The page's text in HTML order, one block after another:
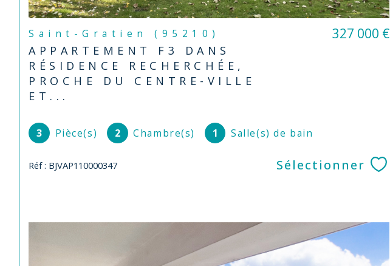
Saint-Gratien (95210)
APPARTEMENT F3 DANS
RÉSIDENCE RECHERCHÉE,
PROCHE DU CENTRE-VILLE
ET...
327 000 €
3 Pièce(s) 2 Chambre(s) 1 Salle(s) de bain
Réf : BJVAP110000347 Sélectionner